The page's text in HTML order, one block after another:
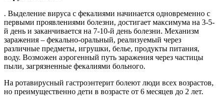
. Выделение вируса с фекалиями начинается одновременно с
первыми проявлениями болезни, достигает максимума на 3-5-
й день и заканчивается на 7-10-й день болезни. Механизм
заражения – фекально-оральный, реализуемый через
различные предметы, игрушки, белье, продукты питания,
воду. Возможен аэрогенный путь заражения через частицы
пыли, загрязненные фекалиями больного.
На ротавирусный гастроэнтерит болеют люди всех возрастов,
но преимущественно дети в возрасте от 6 месяцев до 2 лет.